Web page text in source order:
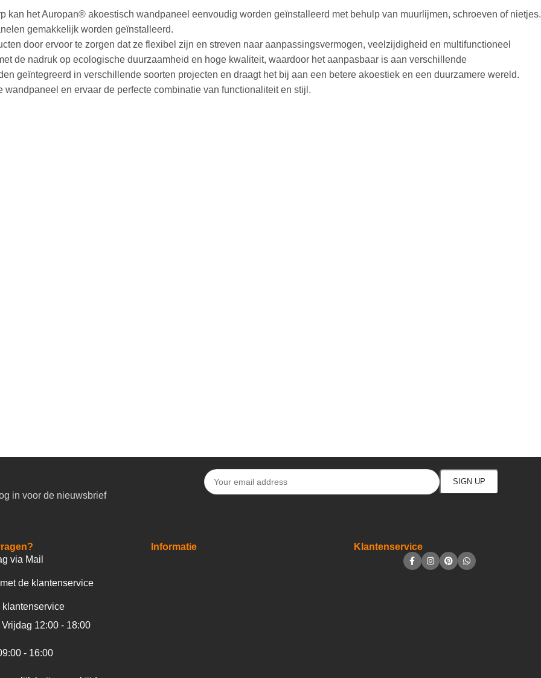
kan het Auropan® akoestisch wandpaneel eenvoudig worden geïnstalleerd met behulp van muurlijmen, schroeven of nietjes.
gemakkelijk worden geïnstalleerd.
door ervoor te zorgen dat ze flexibel zijn en streven naar aanpassingsvermogen, veelzijdigheid en multifunctioneel
de nadruk op ecologische duurzaamheid en hoge kwaliteit, waardoor het aanpasbaar is aan verschillende
geïntegreerd in verschillende soorten projecten en draagt het bij aan een betere akoestiek en een duurzamere wereld.
en ervaar de perfecte combinatie van functionaliteit en stijl.
in voor de nieuwsbrief
via Mail
de klantenservice
klantenservice
12:00 - 18:00
- 16:00
Informatie Klantenservice